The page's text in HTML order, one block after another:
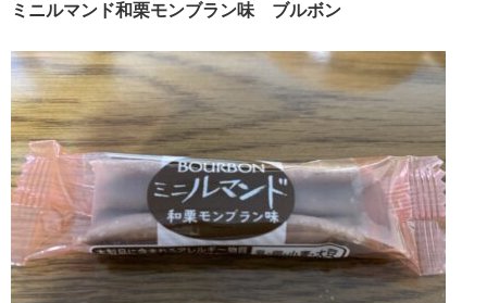
ミニルマンド和栗モンブラン味 ブルボン